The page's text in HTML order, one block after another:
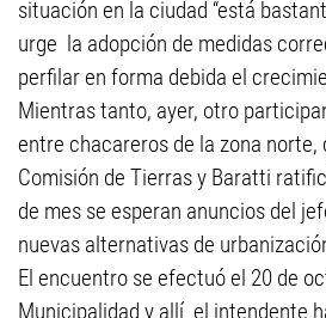
situación en la ciudad “está
urge la adopción de medidas
perfilar en forma debida el
Mientras tanto, ayer, otro
entre chacareros de la zona norte,
Comisión de Tierras y Baratti
de mes se esperan anuncios del
nuevas alternativas de
El encuentro se efectuó el 20 de
Municipalidad y allí el intendente